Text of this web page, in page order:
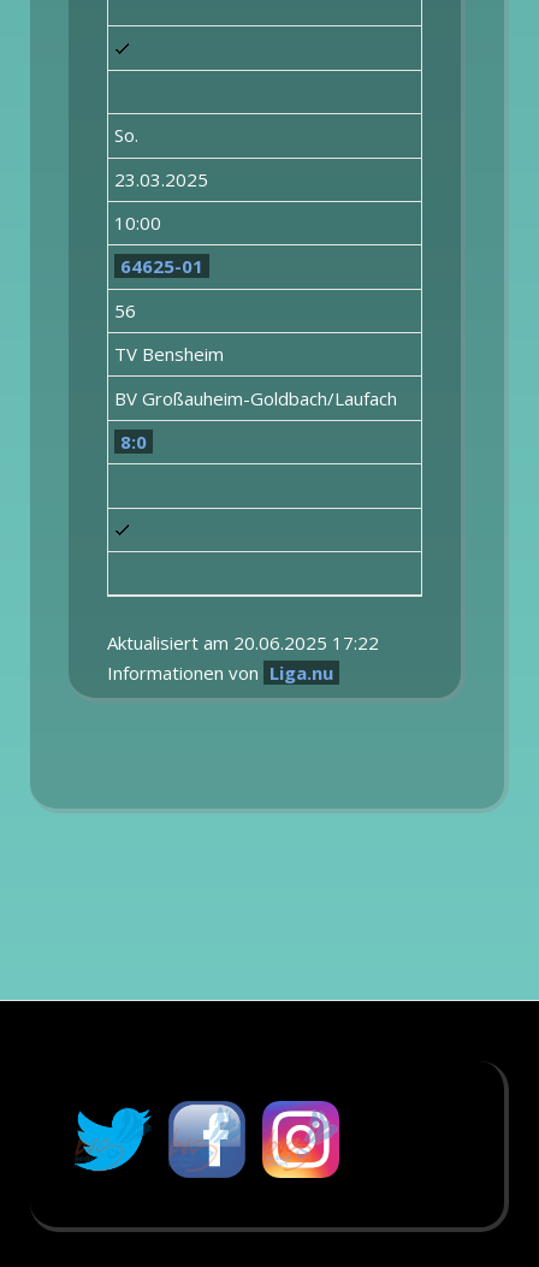
So.
23.03.2025
10:00
64625-01
56
TV Bensheim
BV Großauheim-Goldbach/Laufach
8:0
Aktualisiert am 20.06.2025 17:22
Informationen von Liga.nu